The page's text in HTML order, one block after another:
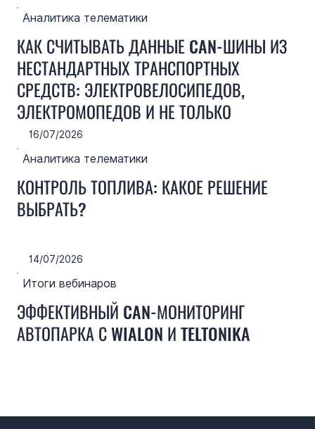
Аналитика телематики
КАК СЧИТЫВАТЬ ДАННЫЕ CAN-ШИНЫ ИЗ
НЕСТАНДАРТНЫХ ТРАНСПОРТНЫХ
СРЕДСТВ: ЭЛЕКТРОВЕЛОСИПЕДОВ,
ЭЛЕКТРОМОПЕДОВ И НЕ ТОЛЬКО
16/07/2026
Аналитика телематики
КОНТРОЛЬ ТОПЛИВА: КАКОЕ РЕШЕНИЕ
ВЫБРАТЬ?
14/07/2026
Итоги вебинаров
ЭФФЕКТИВНЫЙ CAN-МОНИТОРИНГ
АВТОПАРКА С WIALON И TELTONIKA